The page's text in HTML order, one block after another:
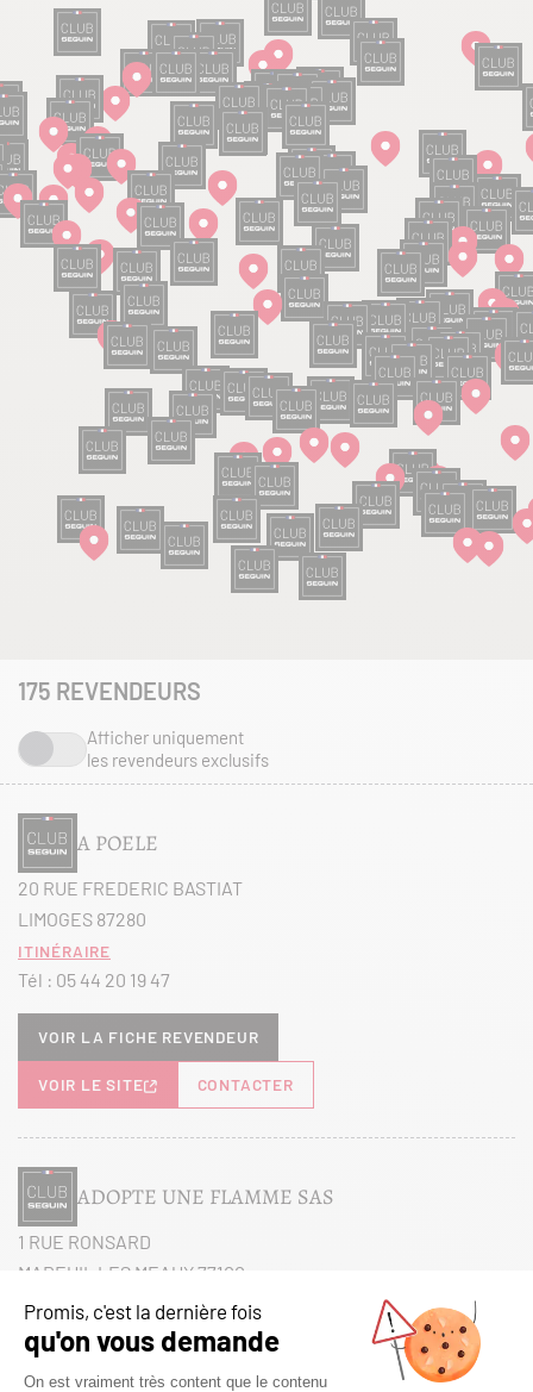
175 REVENDEURS
Afficher uniquement
les revendeurs exclusifs
A POELE
20 RUE FREDERIC BASTIAT
LIMOGES 87280
Itinéraire
Tél : 05 44 20 19 47
Voir la fiche revendeur
VOIR LE SITE CONTACTER
ADOPTE UNE FLAMME SAS
1 RUE RONSARD
MAREUIL LES MEAUX 77100
Itinéraire
Tél :01 60 38 27 26